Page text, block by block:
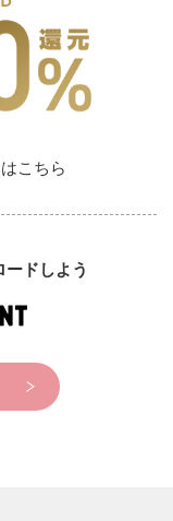
こちら
ドしよう